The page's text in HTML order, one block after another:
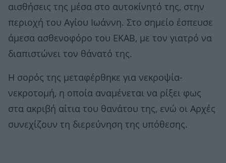
αισθήσεις της μέσα στο αυτοκίνητό της, στην
περιοχή του Αγίου Ιωάννη. Στο σημείο έσπευσε
άμεσα ασθενοφόρο του ΕΚΑΒ, με τον γιατρό να
διαπιστώνει τον θάνατό της.
Η σορός της μεταφέρθηκε για νεκροψία-
νεκροτομή, η οποία αναμένεται να ρίξει φως
στα ακριβή αίτια του θανάτου της, ενώ οι Αρχές
συνεχίζουν τη διερεύνηση της υπόθεσης.